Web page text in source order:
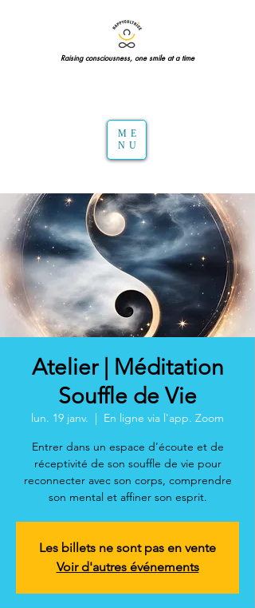
Raising consciousness, one smile at a time
ME
NU
Atelier | Méditation
Souffle de Vie
lun. 19 janv.
  |
En ligne via l'app. Zoom
Entrer dans un espace d’écoute et de
réceptivité de son souffle de vie pour
reconnecter avec son corps, comprendre
son mental et affiner son esprit.
Les billets ne sont pas en vente
Voir d'autres événements